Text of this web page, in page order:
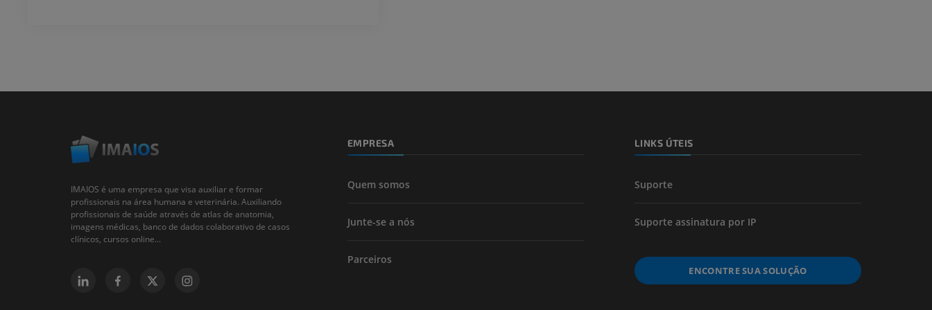
TC
Arteriografia dos membros
IMAIOS é uma empresa que visa auxiliar e formar
profissionais na área humana e veterinária. Auxiliando
profissionais de saúde através de atlas de anatomia,
imagens médicas, banco de dados colaborativo de casos
clínicos, cursos online...
EMPRESA
Quem somos
Junte-se a nós
Parceiros
LINKS ÚTEIS
Suporte
Suporte assinatura por IP
ENCONTRE SUA SOLUÇÃO